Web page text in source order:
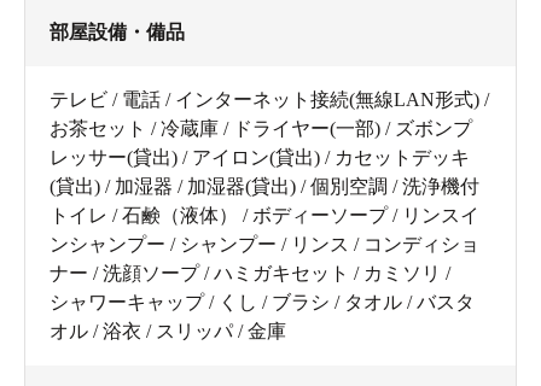
部屋設備・備品
テレビ / 電話 / インターネット接続(無線LAN形式) /
お茶セット / 冷蔵庫 / ドライヤー(一部) / ズボンプ
レッサー(貸出) / アイロン(貸出) / カセットデッキ
(貸出) / 加湿器 / 加湿器(貸出) / 個別空調 / 洗浄機付
トイレ / 石鹸（液体） / ボディーソープ / リンスイ
ンシャンプー / シャンプー / リンス / コンディショ
ナー / 洗顔ソープ / ハミガキセット / カミソリ /
シャワーキャップ / くし / ブラシ / タオル / バスタ
オル / 浴衣 / スリッパ / 金庫